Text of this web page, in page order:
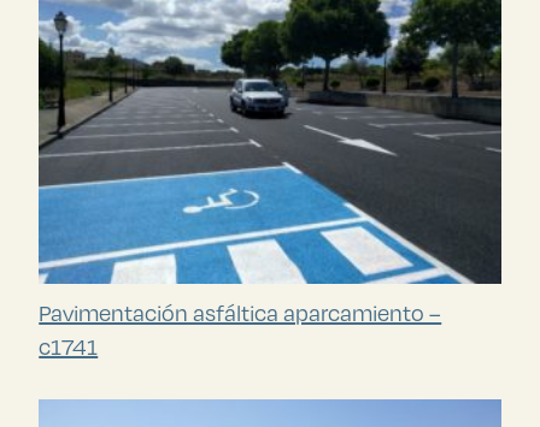
Pavimentación asfáltica aparcamiento –
c1741